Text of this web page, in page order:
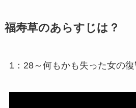
福寿草のあらすじは？
1：28～何もかも失った女の復